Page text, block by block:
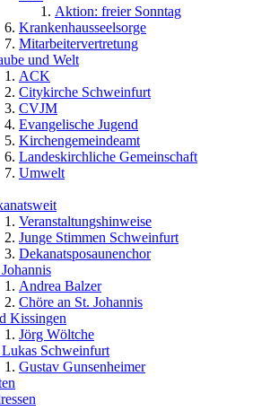
Aktion: freier Sonntag
Krankenhausseelsorge
Mitarbeitervertretung
und Welt
ACK
Citykirche Schweinfurt
CVJM
Evangelische Jugend
Kirchengemeindeamt
Landeskirchliche Gemeinschaft
Umwelt
Veranstaltungshinweise
Junge Stimmen Schweinfurt
Dekanatsposaunenchor
Andrea Balzer
Chöre an St. Johannis
Kissingen
Jörg Wöltche
Lukas Schweinfurt
Gustav Gunsenheimer